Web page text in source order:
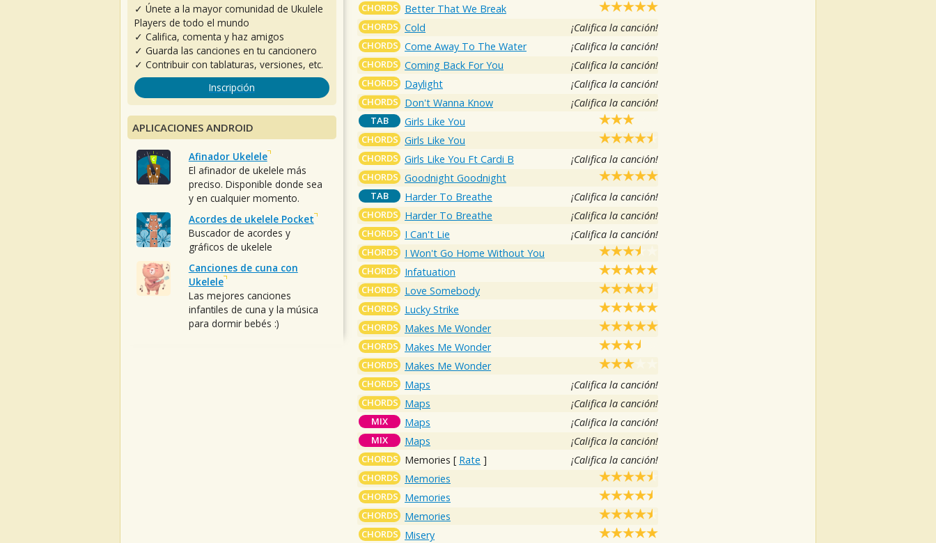
CHORDS Better That We Break
CHORDS Cold ¡Califica la canción!
CHORDS Come Away To The Water ¡Califica la canción!
CHORDS Coming Back For You ¡Califica la canción!
CHORDS Daylight ¡Califica la canción!
CHORDS Don't Wanna Know ¡Califica la canción!
TAB Girls Like You
CHORDS Girls Like You
CHORDS Girls Like You Ft Cardi B ¡Califica la canción!
CHORDS Goodnight Goodnight
TAB Harder To Breathe ¡Califica la canción!
CHORDS Harder To Breathe ¡Califica la canción!
CHORDS I Can't Lie ¡Califica la canción!
CHORDS I Won't Go Home Without You
CHORDS Infatuation
CHORDS Love Somebody
CHORDS Lucky Strike
CHORDS Makes Me Wonder
CHORDS Makes Me Wonder
CHORDS Makes Me Wonder
CHORDS Maps ¡Califica la canción!
CHORDS Maps ¡Califica la canción!
MIX Maps ¡Califica la canción!
MIX Maps ¡Califica la canción!
CHORDS Memories [ Rate ] ¡Califica la canción!
CHORDS Memories
CHORDS Memories
CHORDS Memories
CHORDS Misery
✓ Únete a la mayor comunidad de Ukulele
Players de todo el mundo
✓ Califica, comenta y haz amigos
✓ Guarda las canciones en tu cancionero
✓ Contribuir con tablaturas, versiones, etc.
Inscripción
APLICACIONES ANDROID
Afinador Ukelele
El afinador de ukelele más
preciso. Disponible donde sea
y en cualquier momento.
Acordes de ukelele Pocket
Buscador de acordes y
gráficos de ukelele
Canciones de cuna con
Ukelele
Las mejores canciones
infantiles de cuna y la música
para dormir bebés :)